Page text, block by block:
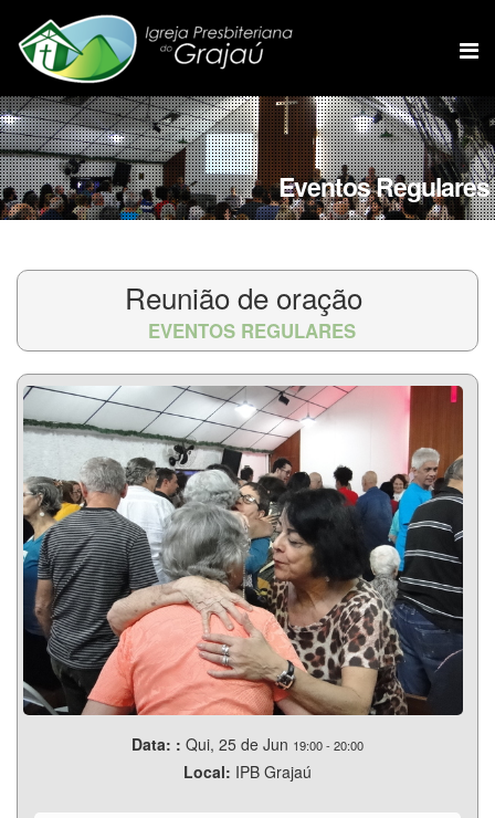
Eventos Regulares
Reunião de oração
EVENTOS REGULARES
Data: : Qui, 25 de Jun 19:00-20:00
Local: IPB Grajaú